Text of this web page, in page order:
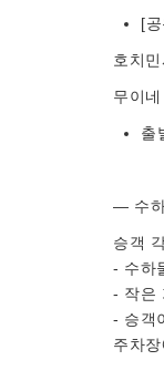
[
호치
무이
출
— 수
승객
- 수하
- 작은
- 승객
주차